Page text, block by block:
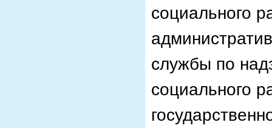
социального
службы по
социального